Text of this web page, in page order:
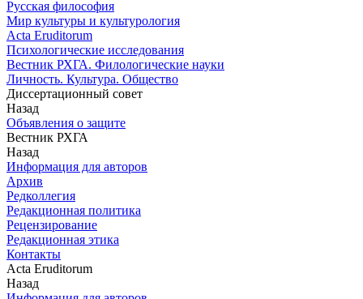
Русская философия
Мир культуры и культурология
Acta Eruditorum
Психологические исследования
Вестник РХГА. Филологические науки
Личность. Культура. Общество
Диссертационный совет
Назад
Объявления о защите
Вестник РХГА
Назад
Информация для авторов
Архив
Редколлегия
Редакционная политика
Рецензирование
Редакционная этика
Контакты
Acta Eruditorum
Назад